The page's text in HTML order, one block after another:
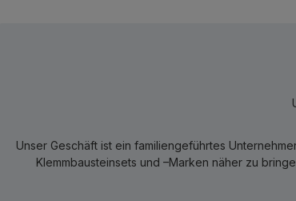
Unser Geschäft ist ein familiengeführtes
Klemmbausteinsets und –Marken näher zu